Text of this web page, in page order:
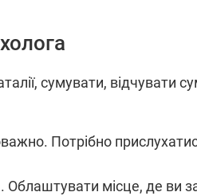
сумувати, відчувати
Потрібно
Облаштувати місце, де ви